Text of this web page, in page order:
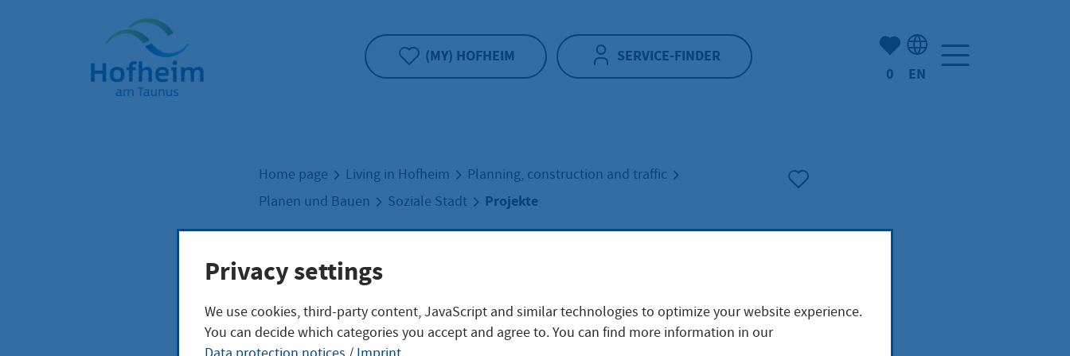
Home"
(MY) HOFHEIM SERVICE-FINDER
Number of bookmarked
0 EN
Home page Living in Hofheim
Planning, construction and traffic
Planen und Bauen
Soziale Stadt Projekte
Projekte
Privacy settings
We use cookies, third-party content, JavaScript and similar technologies to optimize your website experience.
You can decide which categories you accept and agree to. You can find more information in our